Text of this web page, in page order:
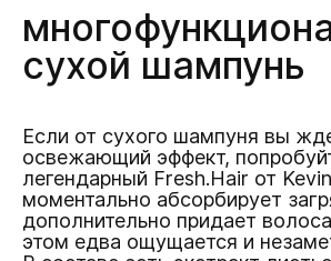
сухой шампунь
Если от сухого шампуня вы
освежающий эффект,
легендарный Fresh.Hair от
моментально абсорбирует
дополнительно придает
этом едва ощущается и